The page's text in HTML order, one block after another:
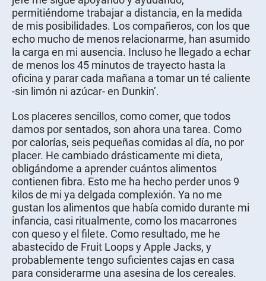
permitiéndome trabajar a distancia, en la medida
de mis posibilidades. Los compañeros, con los que
echo mucho de menos relacionarme, han asumido
la carga en mi ausencia. Incluso he llegado a echar
de menos los 45 minutos de trayecto hasta la
oficina y parar cada mañana a tomar un té caliente
-sin limón ni azúcar- en Dunkin’.
Los placeres sencillos, como comer, que todos
damos por sentados, son ahora una tarea. Como
por calorías, seis pequeñas comidas al día, no por
placer. He cambiado drásticamente mi dieta,
obligándome a aprender cuántos alimentos
contienen fibra. Esto me ha hecho perder unos 9
kilos de mi ya delgada complexión. Ya no me
gustan los alimentos que había comido durante mi
infancia, casi ritualmente, como los macarrones
con queso y el filete. Como resultado, me he
abastecido de Fruit Loops y Apple Jacks, y
probablemente tengo suficientes cajas en casa
para considerarme una asesina de los cereales.